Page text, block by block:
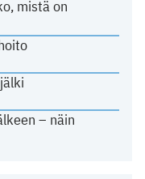
mistä on
– näin